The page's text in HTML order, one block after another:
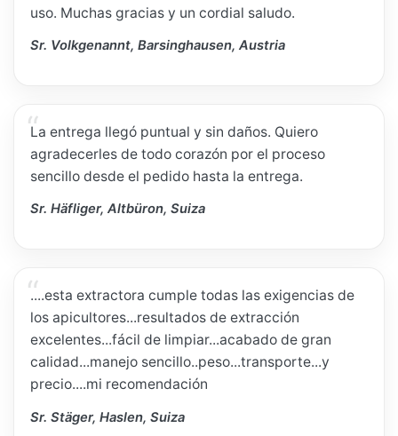
uso. Muchas gracias y un cordial saludo.
Sr. Volkgenannt, Barsinghausen, Austria
La entrega llegó puntual y sin daños. Quiero
agradecerles de todo corazón por el proceso
sencillo desde el pedido hasta la entrega.
Sr. Häfliger, Altbüron, Suiza
....esta extractora cumple todas las exigencias de
los apicultores...resultados de extracción
excelentes...fácil de limpiar...acabado de gran
calidad...manejo sencillo..peso...transporte...y
precio....mi recomendación
Sr. Stäger, Haslen, Suiza